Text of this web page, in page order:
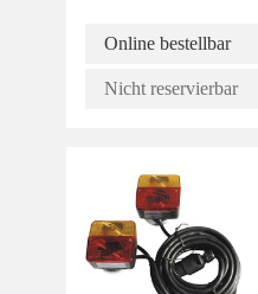
Online bestellbar
Nicht reservierbar